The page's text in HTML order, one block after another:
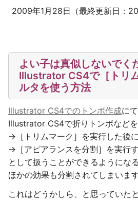
2009年1月28日（最終更新日：
よい子は真似しないでく
Illustrator CS4で［トリ
ルタを使う方法
Illustrator CS4でのトンボ作成に
Illustrator CS4で折りトンボなどを
→［トリムマーク］を実行した後
→［アピアランスを分割］を実行
として扱うことができるようにな
ほかの効果も分割されてしまいます
これはどうかしら、と思っていた